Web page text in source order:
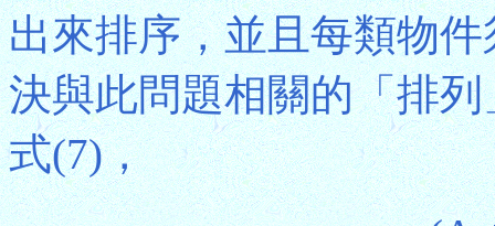
出來排序，並且每類物
決與此問題相關的「排
式(7)，